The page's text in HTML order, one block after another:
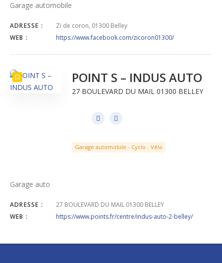
Garage automobile
ADRESSE :
Zi de coron, 01300 Belley
WEB :
https://www.facebook.com/zicoron01300/
POINT S – INDUS AUTO
27 BOULEVARD DU MAIL 01300 BELLEY
Garage automobile - Cyclo - Vélo
Garage auto
ADRESSE :
27 BOULEVARD DU MAIL 01300 BELLEY
WEB :
https://www.points.fr/centre/indus-auto-2-belley/